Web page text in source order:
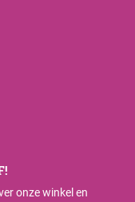
onze winkel en